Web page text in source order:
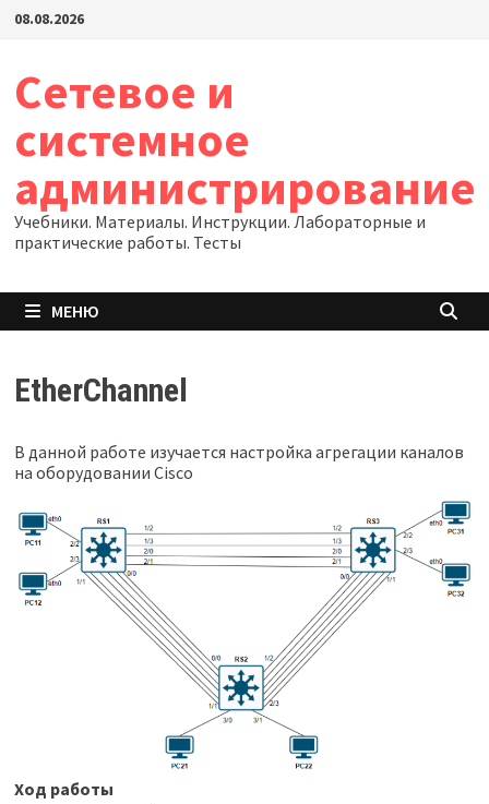
Перейти
08.08.2026
Сетевое и
системное
администрирование
Учебники. Материалы. Инструкции. Лабораторные и
практические работы. Тесты
МЕНЮ
EtherChannel
В данной работе изучается настройка агрегации каналов
на оборудовании Cisco
Ход работы